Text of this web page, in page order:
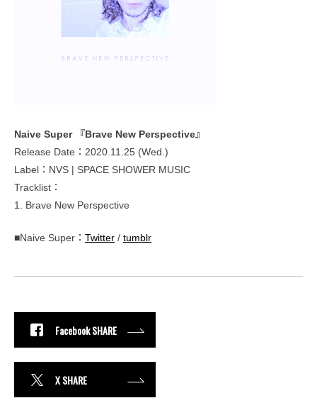
Naive Super 『Brave New Perspective』
Release Date：2020.11.25 (Wed.)
Label：NVS | SPACE SHOWER MUSIC
Tracklist：
1. Brave New Perspective
■Naive Super： Twitter / tumblr
Facebook SHARE
X SHARE